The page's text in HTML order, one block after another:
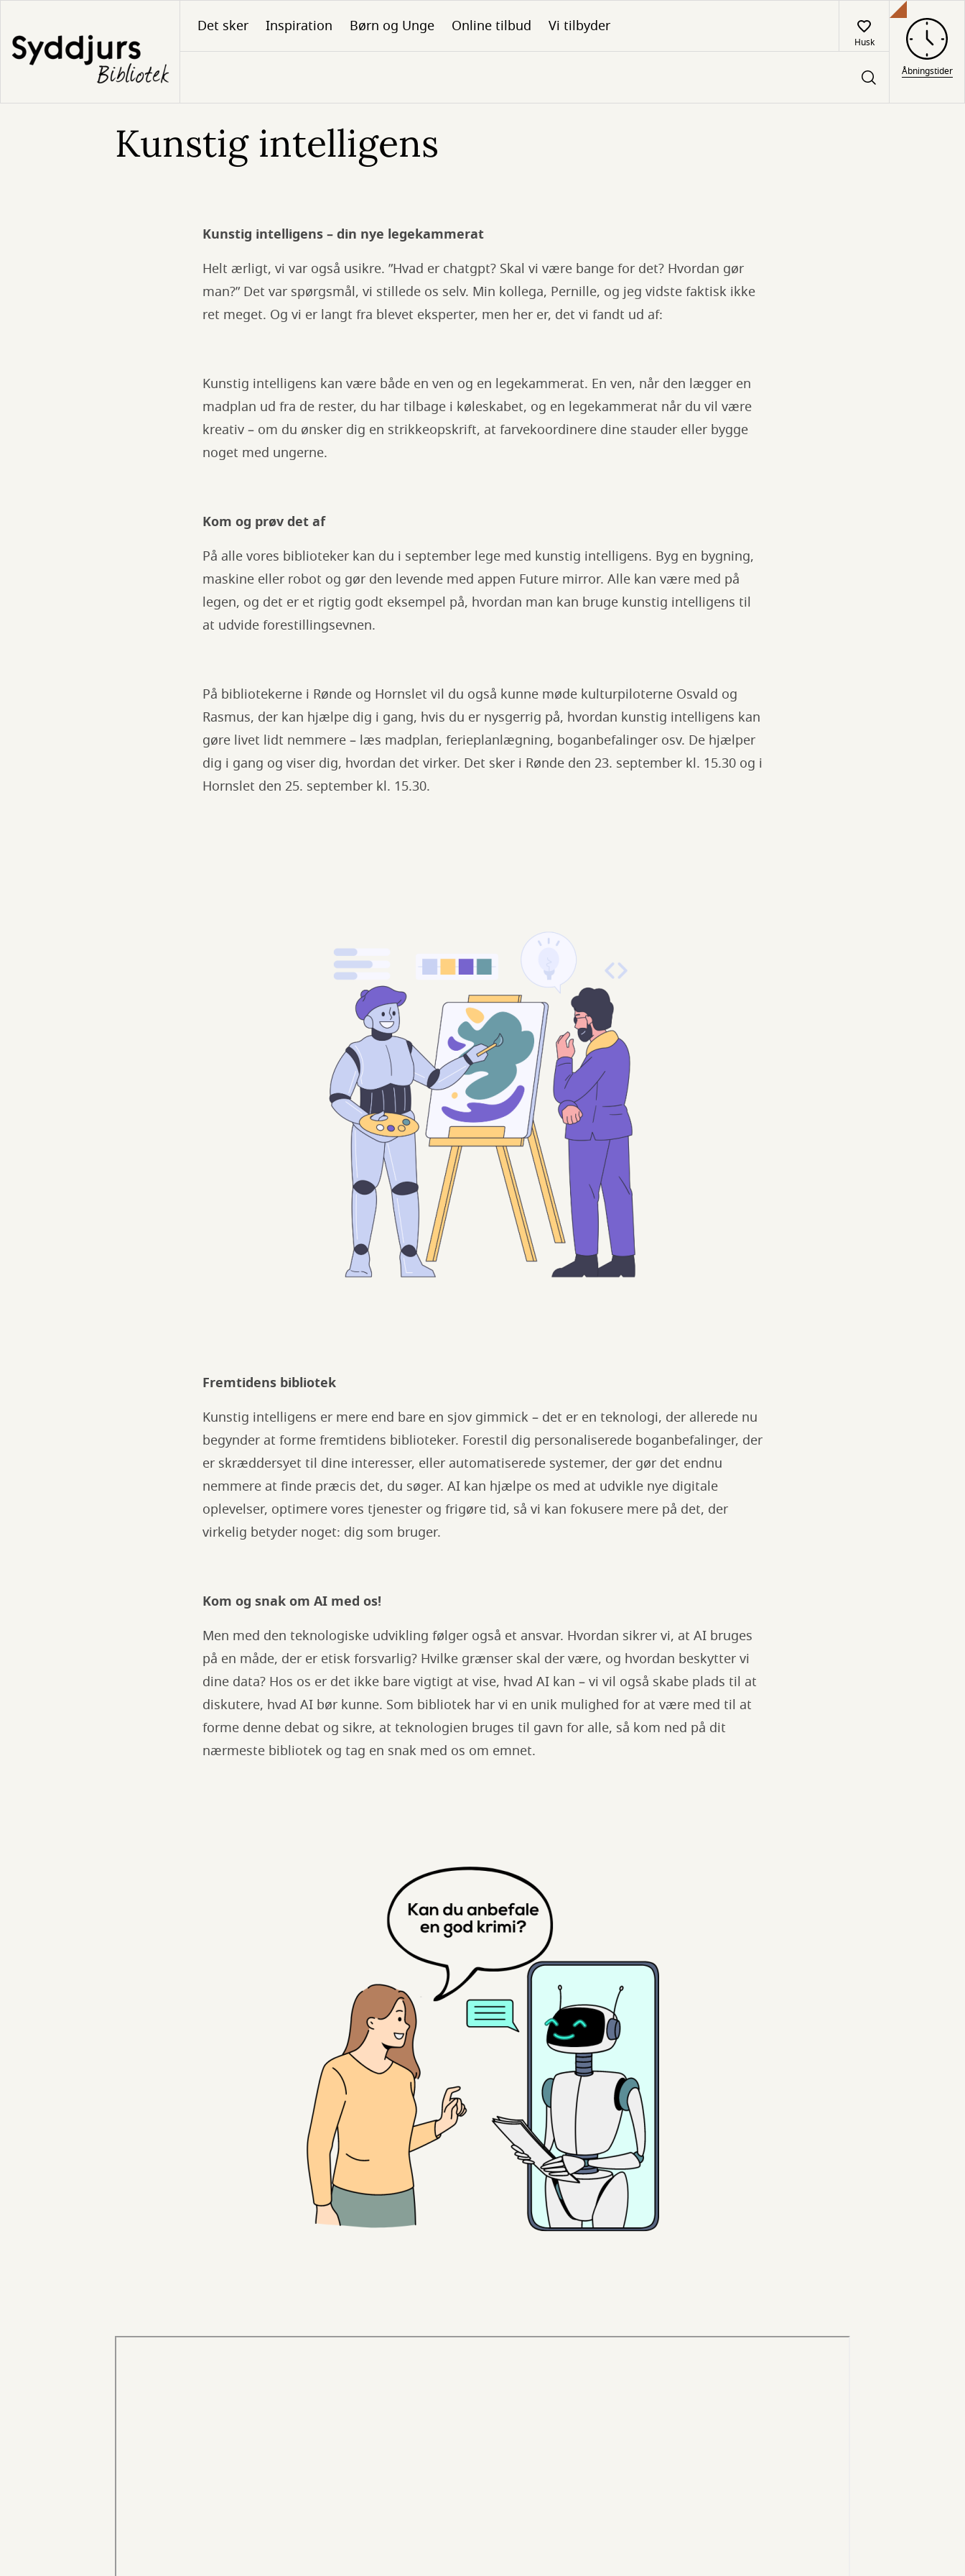
hovedindhold
Det sker Inspiration Børn og Unge Online tilbud Vi tilbyder
Husk
Åbningstider
Kunstig intelligens
Kunstig intelligens – din nye legekammerat
Helt ærligt, vi var også usikre. ”Hvad er chatgpt? Skal vi være bange for det? Hvordan gør
man?” Det var spørgsmål, vi stillede os selv. Min kollega, Pernille, og jeg vidste faktisk ikke
ret meget. Og vi er langt fra blevet eksperter, men her er, det vi fandt ud af:
Kunstig intelligens kan være både en ven og en legekammerat. En ven, når den lægger en
madplan ud fra de rester, du har tilbage i køleskabet, og en legekammerat når du vil være
kreativ – om du ønsker dig en strikkeopskrift, at farvekoordinere dine stauder eller bygge
noget med ungerne.
Kom og prøv det af
På alle vores biblioteker kan du i september lege med kunstig intelligens. Byg en bygning,
maskine eller robot og gør den levende med appen Future mirror. Alle kan være med på
legen, og det er et rigtig godt eksempel på, hvordan man kan bruge kunstig intelligens til
at udvide forestillingsevnen.
På bibliotekerne i Rønde og Hornslet vil du også kunne møde kulturpiloterne Osvald og
Rasmus, der kan hjælpe dig i gang, hvis du er nysgerrig på, hvordan kunstig intelligens kan
gøre livet lidt nemmere – læs madplan, ferieplanlægning, boganbefalinger osv. De hjælper
dig i gang og viser dig, hvordan det virker. Det sker i Rønde den 23. september kl. 15.30 og i
Hornslet den 25. september kl. 15.30.
Fremtidens bibliotek
Kunstig intelligens er mere end bare en sjov gimmick – det er en teknologi, der allerede nu
begynder at forme fremtidens biblioteker. Forestil dig personaliserede boganbefalinger, der
er skræddersyet til dine interesser, eller automatiserede systemer, der gør det endnu
nemmere at finde præcis det, du søger. AI kan hjælpe os med at udvikle nye digitale
oplevelser, optimere vores tjenester og frigøre tid, så vi kan fokusere mere på det, der
virkelig betyder noget: dig som bruger.
Kom og snak om AI med os!
Men med den teknologiske udvikling følger også et ansvar. Hvordan sikrer vi, at AI bruges
på en måde, der er etisk forsvarlig? Hvilke grænser skal der være, og hvordan beskytter vi
dine data? Hos os er det ikke bare vigtigt at vise, hvad AI kan – vi vil også skabe plads til at
diskutere, hvad AI bør kunne. Som bibliotek har vi en unik mulighed for at være med til at
forme denne debat og sikre, at teknologien bruges til gavn for alle, så kom ned på dit
nærmeste bibliotek og tag en snak med os om emnet.